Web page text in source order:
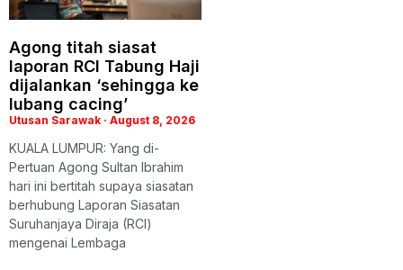
Agong titah siasat
laporan RCI Tabung Haji
dijalankan ‘sehingga ke
lubang cacing’
Utusan Sarawak August 8, 2026
KUALA LUMPUR: Yang di-
Pertuan Agong Sultan Ibrahim
hari ini bertitah supaya siasatan
berhubung Laporan Siasatan
Suruhanjaya Diraja (RCI)
mengenai Lembaga